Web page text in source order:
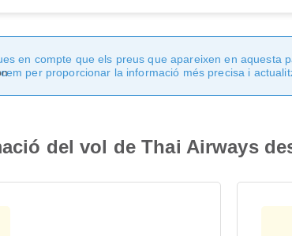
en compte que els preus que apareixen en aquesta
per proporcionar la informació més precisa i
del vol de Thai Airways